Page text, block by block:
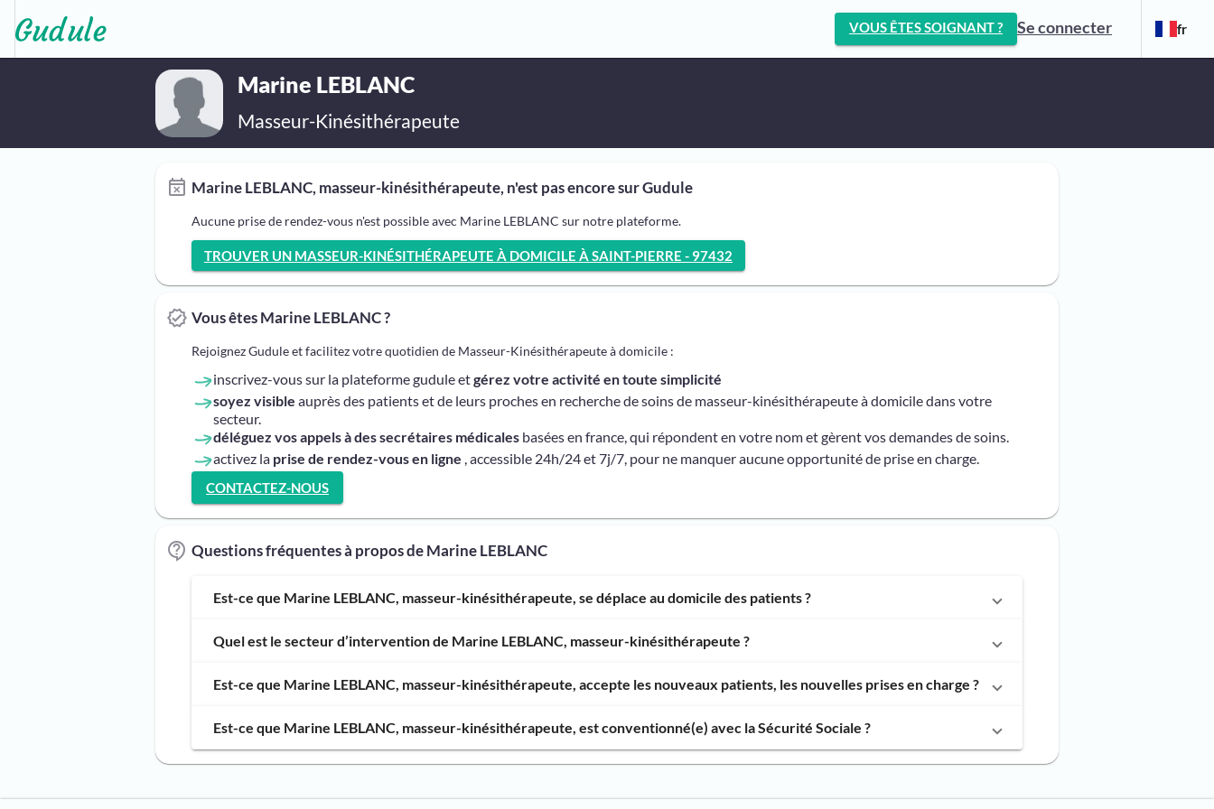
VOUS ÊTES SOIGNANT ? Se connecter fr
Marine LEBLANC
Masseur-Kinésithérapeute
Marine LEBLANC, masseur-kinésithérapeute, n'est pas encore sur Gudule
Aucune prise de rendez-vous n'est possible avec Marine LEBLANC sur notre plateforme.
TROUVER UN MASSEUR-KINÉSITHÉRAPEUTE À DOMICILE À SAINT-PIERRE - 97432
Vous êtes Marine LEBLANC ?
Rejoignez Gudule et facilitez votre quotidien de Masseur-Kinésithérapeute à domicile :
inscrivez-vous sur la plateforme gudule etgérez votre activité en toute simplicité
soyez visible auprès des patients et de leurs proches en recherche de soins de masseur-kinésithérapeute à domicile dans votre
secteur.
déléguez vos appels à des secrétaires médicales basées en france, qui répondent en votre nom et gèrent vos demandes de soins.
activez la prise de rendez-vous en ligne , accessible 24h/24 et 7j/7, pour ne manquer aucune opportunité de prise en charge.
CONTACTEZ-NOUS
Questions fréquentes à propos de Marine LEBLANC
Est-ce que Marine LEBLANC, masseur-kinésithérapeute, se déplace au domicile des patients ?
Quel est le secteur d’intervention de Marine LEBLANC, masseur-kinésithérapeute ?
Est-ce que Marine LEBLANC, masseur-kinésithérapeute, accepte les nouveaux patients, les nouvelles prises en charge ?
Est-ce que Marine LEBLANC, masseur-kinésithérapeute, est conventionné(e) avec la Sécurité Sociale ?